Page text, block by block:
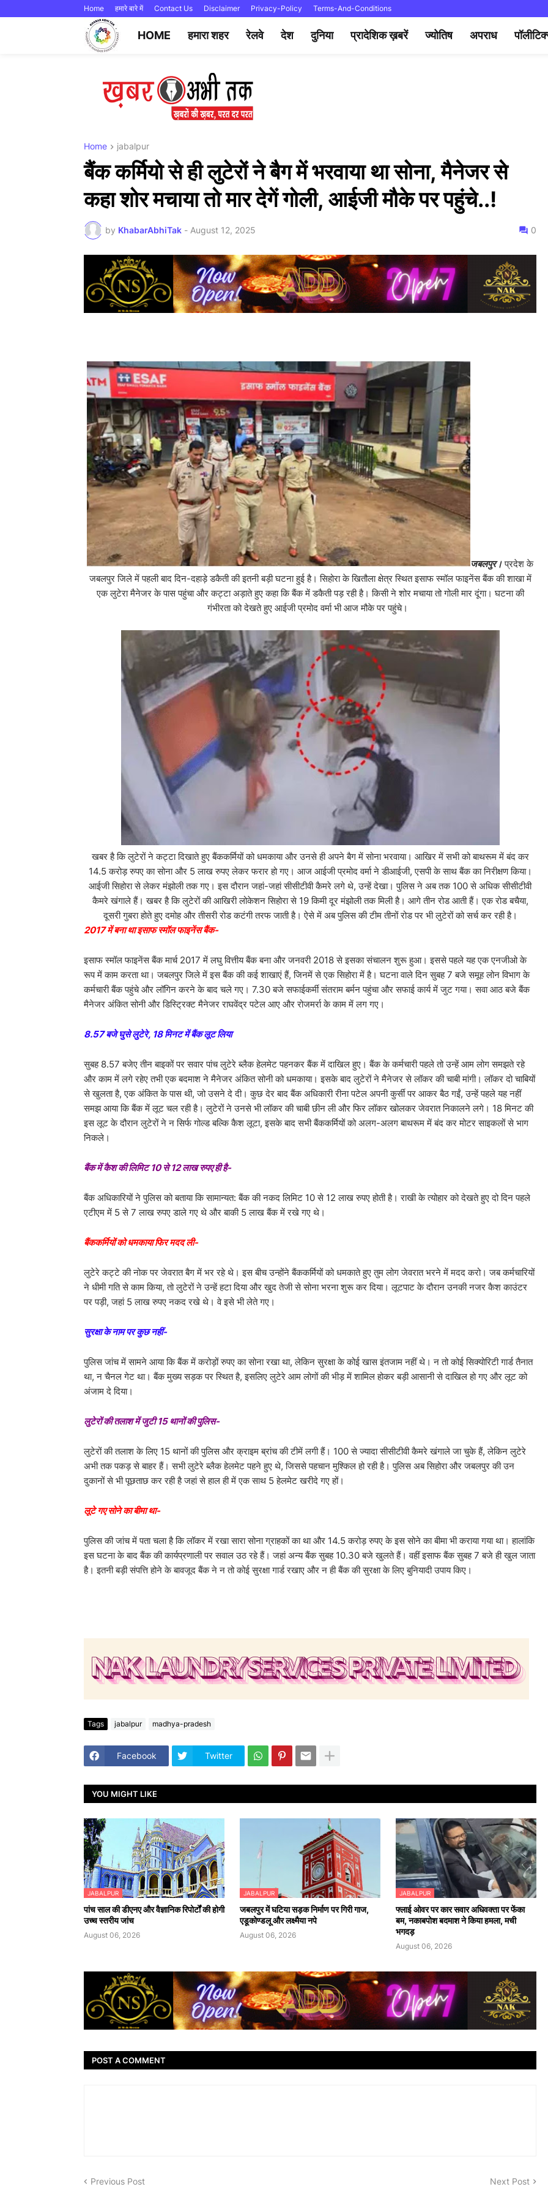
Home हमारे बारे में Contact Us Disclaimer Privacy-Policy Terms-And-Conditions
HOME हमारा शहर रेलवे देश दुनिया प्रादेशिक ख़बरें ज्योतिष अपराध
Home jabalpur
बैंक कर्मियो से ही लुटेरों ने बैग में भरवाया था सोना, मैनेजर से
कहा शोर मचाया तो मार देगें गोली, आईजी मौके पर पहुंचे..!
by KhabarAbhiTak - August 12, 2025 0
जबलपुर।प्रदेश के
जबलपुर जिले में पहली बाद दिन-दहाड़े डकैती की इतनी बड़ी घटना हुई है। सिहोरा के खितौला क्षेत्र स्थित इसाफ स्मॉल फाइनेंस बैंक की शाखा में
एक लुटेरा मैनेजर के पास पहुंचा और कट्टा अड़ाते हुए कहा कि बैंक में डकैती पड़ रही है। किसी ने शोर मचाया तो गोली मार दूंगा। घटना की
गंभीरता को देखते हुए आईजी प्रमोद वर्मा भी आज मौके पर पहुंचे।
खबर है कि लुटेरों ने कट्टा दिखाते हुए बैंककर्मियों को धमकाया और उनसे ही अपने बैग में सोना भरवाया। आखिर में सभी को बाथरूम में बंद कर
14.5 करोड़ रुपए का सोना और 5 लाख रुपए लेकर फरार हो गए। आज आईजी प्रमोद वर्मा ने डीआईजी, एसपी के साथ बैंक का निरीक्षण किया।
आईजी सिहोरा से लेकर मंझोली तक गए। इस दौरान जहां-जहां सीसीटीवी कैमरे लगे थे, उन्हें देखा। पुलिस ने अब तक 100 से अधिक सीसीटीवी
कैमरे खंगाले हैं। खबर है कि लुटेरों की आखिरी लोकेशन सिहोरा से 19 किमी दूर मंझोली तक मिली है। आगे तीन रोड आती हैं। एक रोड बचैया,
दूसरी गुबरा होते हुए दमोह और तीसरी रोड कटंगी तरफ जाती है। ऐसे में अब पुलिस की टीम तीनों रोड पर भी लुटेरों को सर्च कर रही है।
2017 में बना था इसाफ स्मॉल फाइनेंस बैंक-
इसाफ स्मॉल फाइनेंस बैंक मार्च 2017 में लघु वित्तीय बैंक बना और जनवरी 2018 से इसका संचालन शुरू हुआ। इससे पहले यह एक एनजीओ के
रूप में काम करता था। जबलपुर जिले में इस बैंक की कई शाखाएं हैं, जिनमें से एक सिहोरा में है। घटना वाले दिन सुबह 7 बजे समूह लोन विभाग के
कर्मचारी बैंक पहुंचे और लॉगिन करने के बाद चले गए। 7.30 बजे सफाईकर्मी संतराम बर्मन पहुंचा और सफाई कार्य में जुट गया। सवा आठ बजे बैंक
मैनेजर अंकित सोनी और डिस्ट्रिक्ट मैनेजर राघवेंद्र पटेल आए और रोजमर्रा के काम में लग गए।
8.57 बजे घुसे लुटेरे, 18 मिनट में बैंक लूट लिया
सुबह 8.57 बजेए तीन बाइकों पर सवार पांच लुटेरे ब्लैक हेलमेट पहनकर बैंक में दाखिल हुए। बैंक के कर्मचारी पहले तो उन्हें आम लोग समझते रहे
और काम में लगे रहेए तभी एक बदमाश ने मैनेजर अंकित सोनी को धमकाया। इसके बाद लुटेरों ने मैनेजर से लॉकर की चाबी मांगी। लॉकर दो चाबियों
से खुलता है, एक अंकित के पास थी, जो उसने दे दी। कुछ देर बाद बैंक अधिकारी रीना पटेल अपनी कुर्सी पर आकर बैठ गईं, उन्हें पहले यह नहीं
समझ आया कि बैंक में लूट चल रही है। लुटेरों ने उनसे भी लॉकर की चाबी छीन ली और फिर लॉकर खोलकर जेवरात निकालने लगे। 18 मिनट की
इस लूट के दौरान लुटेरों ने न सिर्फ गोल्ड बल्कि कैश लूटा, इसके बाद सभी बैंककर्मियों को अलग-अलग बाथरूम में बंद कर मोटर साइकलों से भाग
निकले।
बैंक में कैश की लिमिट 10 से 12 लाख रुपए ही है-
बैंक अधिकारियों ने पुलिस को बताया कि सामान्यत: बैंक की नकद लिमिट 10 से 12 लाख रुपए होती है। राखी के त्योहार को देखते हुए दो दिन पहले
एटीएम में 5 से 7 लाख रुपए डाले गए थे और बाकी 5 लाख बैंक में रखे गए थे।
बैंककर्मियों को धमकाया फिर मदद ली-
लुटेरे कट्टे की नोक पर जेवरात बैग में भर रहे थे। इस बीच उन्होंने बैंककर्मियों को धमकाते हुए तुम लोग जेवरात भरने में मदद करो। जब कर्मचारियों
ने धीमी गति से काम किया, तो लुटेरों ने उन्हें हटा दिया और खुद तेजी से सोना भरना शुरू कर दिया। लूटपाट के दौरान उनकी नजर कैश काउंटर
पर पड़ी, जहां 5 लाख रुपए नकद रखे थे। वे इसे भी लेते गए।
सुरक्षा के नाम पर कुछ नहीं-
पुलिस जांच में सामने आया कि बैंक में करोड़ों रुपए का सोना रखा था, लेकिन सुरक्षा के कोई खास इंतजाम नहीं थे। न तो कोई सिक्योरिटी गार्ड तैनात
था, न चैनल गेट था। बैंक मुख्य सड़क पर स्थित है, इसलिए लुटेरे आम लोगों की भीड़ में शामिल होकर बड़ी आसानी से दाखिल हो गए और लूट को
अंजाम दे दिया।
लुटेरों की तलाश में जुटी 15 थानों की पुलिस-
लुटेरों की तलाश के लिए 15 थानों की पुलिस और क्राइम ब्रांच की टीमें लगी हैं। 100 से ज्यादा सीसीटीवी कैमरे खंगाले जा चुके हैं, लेकिन लुटेरे
अभी तक पकड़ से बाहर हैं। सभी लुटेरे ब्लैक हेलमेट पहने हुए थे, जिससे पहचान मुश्किल हो रही है। पुलिस अब सिहोरा और जबलपुर की उन
दुकानों से भी पूछताछ कर रही है जहां से हाल ही में एक साथ 5 हेलमेट खरीदे गए हों।
लूटे गए सोने का बीमा था-
पुलिस की जांच में पता चला है कि लॉकर में रखा सारा सोना ग्राहकों का था और 14.5 करोड़ रुपए के इस सोने का बीमा भी कराया गया था। हालांकि
इस घटना के बाद बैंक की कार्यप्रणाली पर सवाल उठ रहे हैं। जहां अन्य बैंक सुबह 10.30 बजे खुलते हैं। वहीं इसाफ बैंक सुबह 7 बजे ही खुल जाता
है। इतनी बड़ी संपत्ति होने के बावजूद बैंक ने न तो कोई सुरक्षा गार्ड रखाए और न ही बैंक की सुरक्षा के लिए बुनियादी उपाय किए।
Tags jabalpur madhya-pradesh
Facebook Twitter
YOU MIGHT LIKE
JABALPUR
पांच साल की डीएनए और वैज्ञानिक रिपोर्टों की होगी
उच्च स्तरीय जांच
August 06, 2026
JABALPUR
जबलपुर में घटिया सड़क निर्माण पर गिरी गाज,
एडूकोण्डलू और लक्ष्मैया नपे
August 06, 2026
JABALPUR
फ्लाई ओवर पर कार सवार अधिवक्ता पर फेंका
बम, नकाबपोश बदमाश ने किया हमला, मची
भगदड़
August 06, 2026
POST A COMMENT
Previous Post Next Post